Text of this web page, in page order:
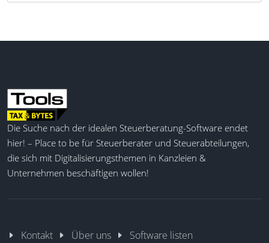
Die Suche nach der idealen Steuerberatung-Software endet
hier! – Place to be für Steuerberater und Steuerabteilungen,
die sich mit Digitalisierungsthemen in Kanzleien &
Unternehmen beschäftigen wollen!
Kontakt Über uns Software listen